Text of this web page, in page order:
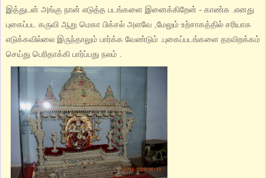
இத்துடன் அங்கு நான் எடுத்த படங்களை இனைக்கிறேன் - காண்க .எனது
புகைப்பட கருவி ஆறு மெகா பிக்சல் அளவே ,மேலும் உற்சாகத்தில் சரியாக
எடுக்கவில்லை இருந்தாலும் பார்க்க வேண்டும் .புகைப்படங்களை தரவிறக்கம்
செய்து பெரிதாக்கி பார்ப்பது நலம் .